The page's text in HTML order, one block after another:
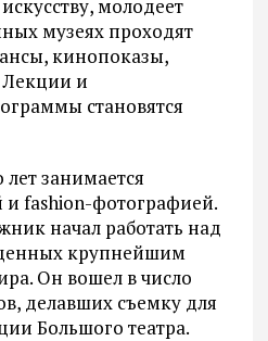
молодеет
музеях проходят
кинопоказы,
Лекции и
становятся
занимается
fashion-фотографией.
начал работать над
крупнейшим
Он вошел в число
делавших съемку для
Большого театра.